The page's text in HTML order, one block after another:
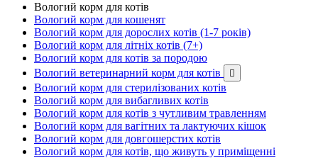
Вологий корм для котів
Вологий корм для кошенят
Вологий корм для дорослих котів (1-7 років)
Вологий корм для літніх котів (7+)
Вологий корм для котів за породою
Вологий ветеринарний корм для котів

Вологий корм для стерилізованих котів
Вологий корм для вибагливих котів
Вологий корм для котів з чутливим травленням
Вологий корм для вагітних та лактуючих кішок
Вологий корм для довгошерстих котів
Вологий корм для котів, що живуть у приміщенні